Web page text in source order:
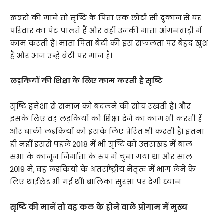
खबरों की मानें तो सृष्टि के पिता एक छोटी सी दुकान से घर
परिवार का पेट पालते हैं और वहीं उनकी माता आंगनवाड़ी में
काम करती हैं। माता पिता बेटी की इस सफलता पर बेहद खुश
हैं और आज उन्हें बेटी पर मान है।
लड़कियों की शिक्षा के लिए काम करती है सृष्टि
सृष्टि हमेशा से समाज को बदलने की सोच रखती है। और
इसके लिए वह लड़कियों को शिक्षा देने का काम भी करती हैं
और बाकी लड़कियों को इसके लिए प्रेरित भी करती है। इतना
ही नहीं इससे पहले 2018 में भी सृष्टि को उत्तराखंड में बाल
सभा के कानून निर्माता के रूप में चुना गया था और साल
2019 में, वह लड़कियों के अंतर्राष्ट्रीय नेतृत्व में भाग लेने के
लिए थाईलैंड भी गई थीं। बालिका सुरक्षा पर देंगी ध्यान
सृष्टि की मानें तो वह कल के होने वाले प्रोगाम में मुख्य